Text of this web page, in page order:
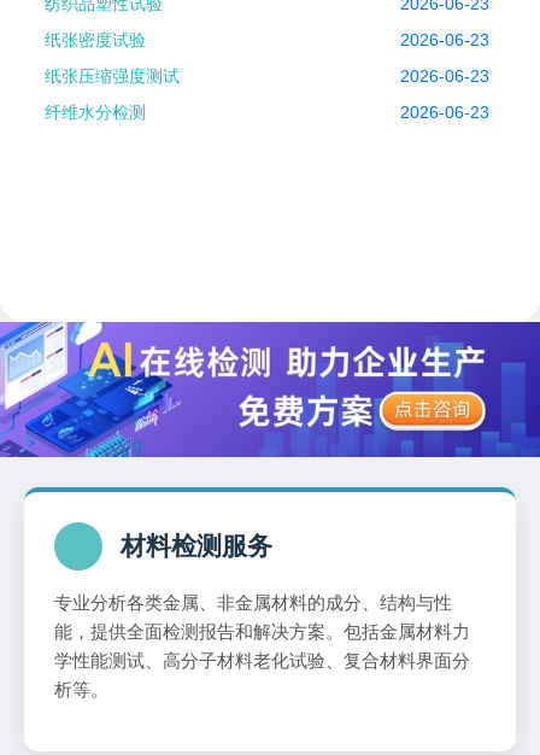
纸张密度试验
2026-06-23
纸张压缩强度测试
2026-06-23
纤维水分检测
2026-06-23
材料检测服务
专业分析各类金属、非金属材料的成分、结构与性
能，提供全面检测报告和解决方案。包括金属材料力
学性能测试、高分子材料老化试验、复合材料界面分
析等。